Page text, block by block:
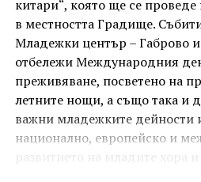
китари“, която ще се проведе
в местността Градище.
Младежки център – Габрово
отбележи Международния
преживяване, посветено на
летните нощи, а също така и
важни младежките дейности
национално, европейско и